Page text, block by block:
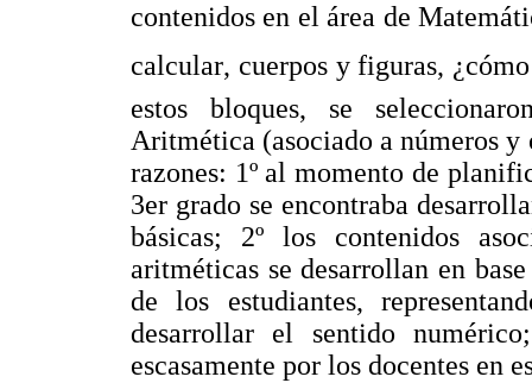
contenidos en el área de
calcular, cuerpos y figuras,
estos bloques, se
Aritmética (asociado a números
razones: 1º al momento de
3er grado se encontraba
básicas; 2º los contenidos
aritméticas se desarrollan en
de los estudiantes,
desarrollar el sentido
escasamente por los docentes en